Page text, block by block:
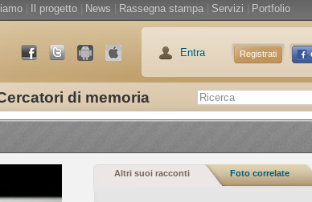
di memoria
Il progetto News Rassegna stampa Servizi Portfolio
Entra Registrati
Altri suoi racconti Foto correlate